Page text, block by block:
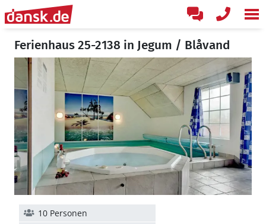
Ferienhaus 25-2138 in Jegum / Blåvand
10 Personen